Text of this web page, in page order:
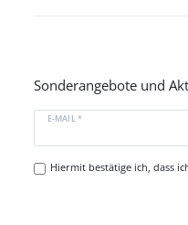
Sonderangebote und
E-MAIL *
Hiermit bestätige ich, dass